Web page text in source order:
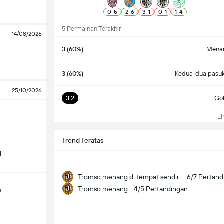
14/08/2026
25/10/2026
0-5 2-6 3-1 0-1 1-4
5 Permainan Terakhir
3 (60%)
3 (60%) Kedua-dua
3.2
Trend Teratas
Tromso menang di tempat sendiri - 6/7
Tromso menang - 4/5 Pertandingan